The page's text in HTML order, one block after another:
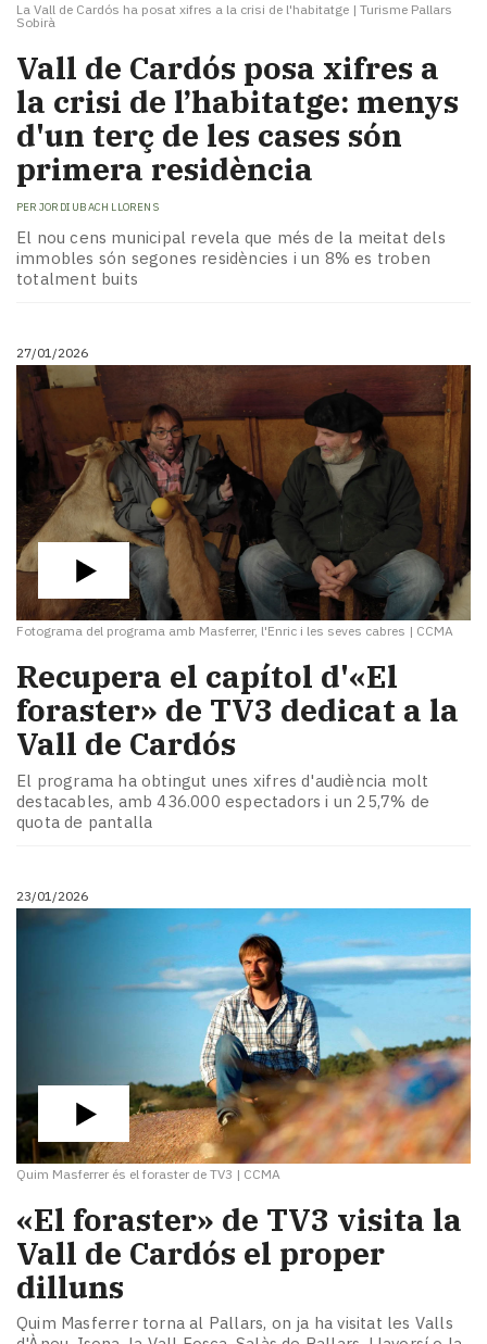
La Vall de Cardós ha posat xifres a la crisi de l'habitatge | Turisme Pallars
Sobirà
​Vall de Cardós posa xifres a
la crisi de l’habitatge: menys
d'un terç de les cases són
primera residència
PER JORDI UBACH LLORENS
El nou cens municipal revela que més de la meitat dels
immobles són segones residències i un 8% es troben
totalment buits
27/01/2026
Fotograma del programa amb Masferrer, l'Enric i les seves cabres | CCMA
Recupera el capítol d'«El
foraster» de TV3 dedicat a la
Vall de Cardós
El programa ha obtingut unes xifres d'audiència molt
destacables, amb 436.000 espectadors i un 25,7% de
quota de pantalla
23/01/2026
Quim Masferrer és el foraster de TV3 | CCMA
«El foraster» de TV3 visita la
Vall de Cardós el proper
dilluns
Quim Masferrer torna al Pallars, on ja ha visitat les Valls